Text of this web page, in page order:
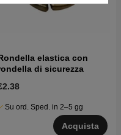
elastica con
di sicurezza
Su ord. Sped. in 2–5 gg
Acquista